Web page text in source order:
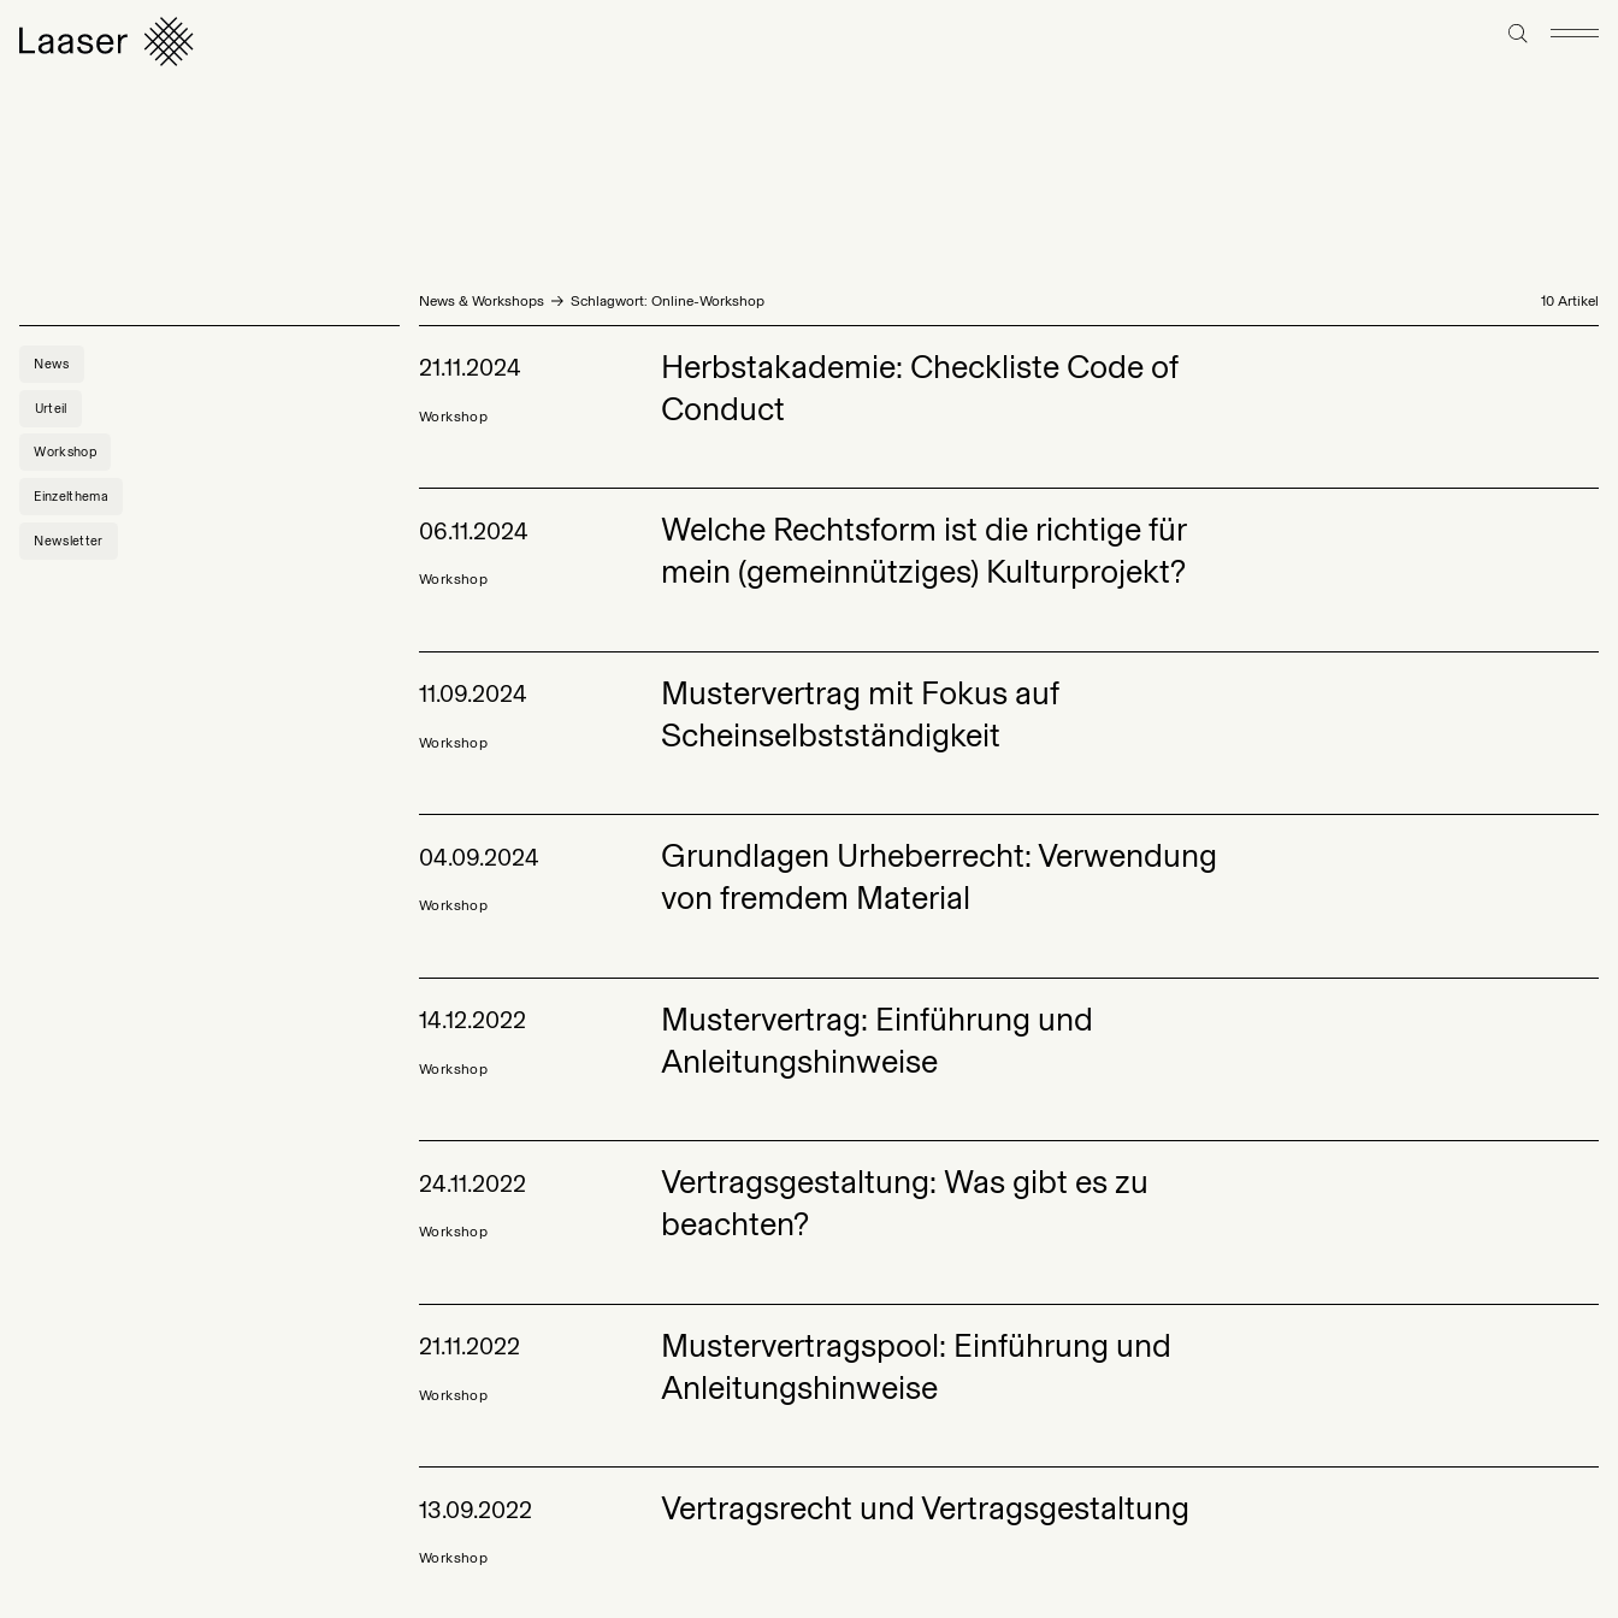
News & Workshops Schlagwort: Online-Workshop 10 Artikel
Herbstakademie: Checkliste Code of
Conduct
21.11.2024
Workshop
Welche Rechtsform ist die richtige für
mein (gemeinnütziges) Kulturprojekt?
06.11.2024
Workshop
Mustervertrag mit Fokus auf
Scheinselbstständigkeit
11.09.2024
Workshop
Grundlagen Urheberrecht: Verwendung
von fremdem Material
04.09.2024
Workshop
Mustervertrag: Einführung und
Anleitungshinweise
14.12.2022
Workshop
Vertragsgestaltung: Was gibt es zu
beachten?
24.11.2022
Workshop
Mustervertragspool: Einführung und
Anleitungshinweise
21.11.2022
Workshop
Vertragsrecht und Vertragsgestaltung
13.09.2022
Workshop
News
Urteil
Workshop
Einzelthema
Newsletter